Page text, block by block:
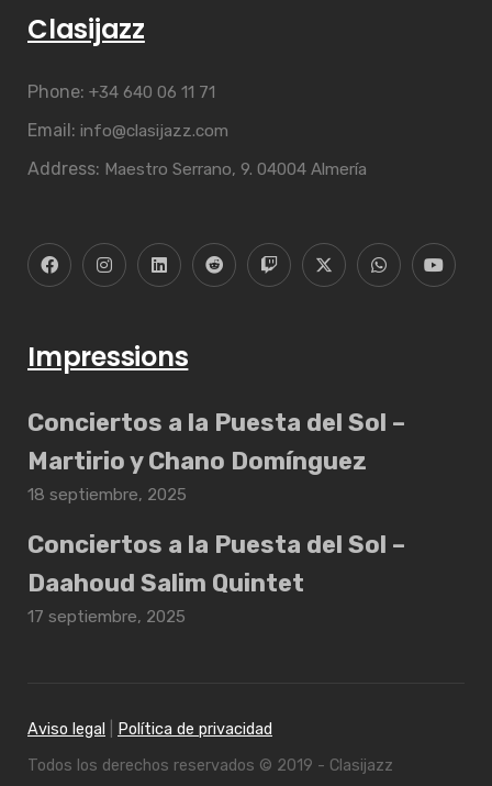
Clasijazz
Phone: +34 640 06 11 71
Email: info@clasijazz.com
Address: Maestro Serrano, 9. 04004 Almería
Impressions
Conciertos a la Puesta del Sol –
Martirio y Chano Domínguez
18 septiembre, 2025
Conciertos a la Puesta del Sol –
Daahoud Salim Quintet
17 septiembre, 2025
Aviso legal
Política de privacidad
Todos los derechos reservados © 2019 - Clasijazz